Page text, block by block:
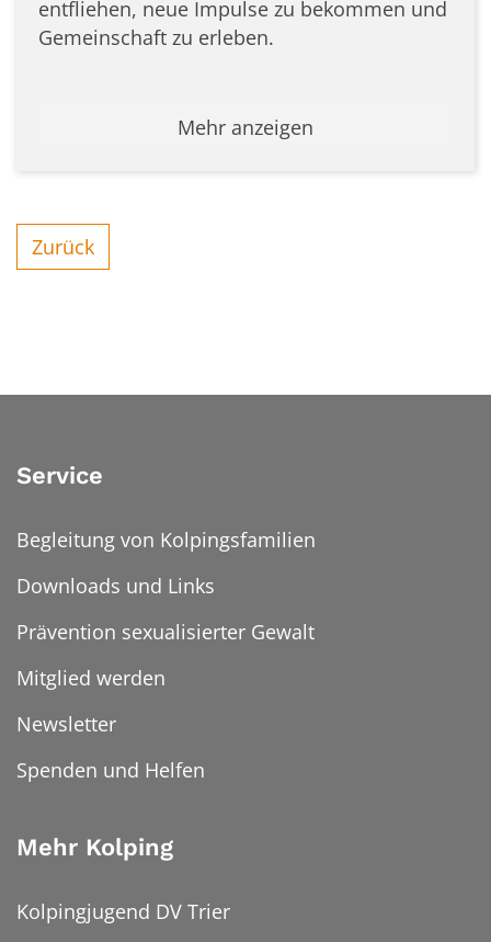
entfliehen, neue Impulse zu bekommen und
Gemeinschaft zu erleben.
Mehr anzeigen
Zurück
Service
Begleitung von Kolpingsfamilien
Downloads und Links
Prävention sexualisierter Gewalt
Mitglied werden
Newsletter
Spenden und Helfen
Mehr Kolping
Kolpingjugend DV Trier